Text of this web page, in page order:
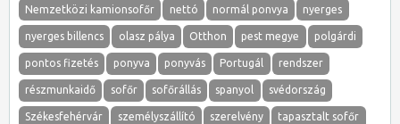
Nemzetközi kamionsofőr nettó normál ponvya nyerges
nyerges billencs olasz pálya Otthon pest megye polgárdi
pontos fizetés ponyva ponyvás Portugál rendszer
részmunkaidő sofőr sofőrállás spanyol svédország
Székesfehérvár személyszállító szerelvény tapasztalt sofőr